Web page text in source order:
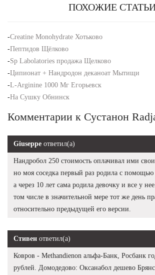
ПОХОЖИЕ
-Creatine Monohydrate Хотьково
-Пептидов Щёлково
-Sp Labolatories продажа Щелково
-Ципионат + Нандродон деканоат Мытищи
-L-Arginine 1000 Мг Егорьевск
-На Сушку Обнинск
Комментарии к Сустанон
Giuseppe ответил(а)
Нандробол 250 стоимость оплачивал ими свои
но моя соседка первый раз родила с помощью
а через 10 лет сама родила девочку и все у
том числе в значительной мере тот же день
относительно предыдущей его версии.
Стивен ответил(а)
Ковров - Methandienon альфа-Банк, Росбанк
рублей. Домодедово: Оксанабол дешево